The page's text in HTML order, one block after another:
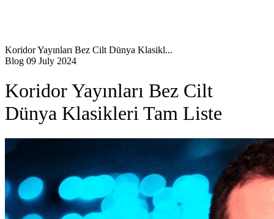
Koridor Yayınları Bez Cilt Dünya Klasikl...
Blog 09 July 2024
Koridor Yayınları Bez Cilt
Dünya Klasikleri Tam Liste